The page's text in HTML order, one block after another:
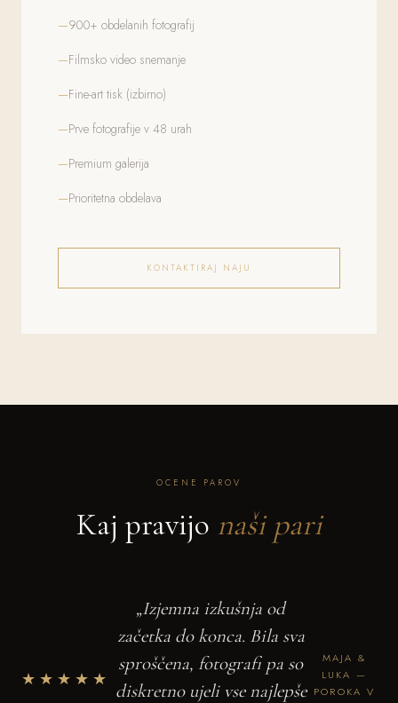
900+ obdelanih fotografij
Filmsko video snemanje
Fine-art tisk (izbirno)
Prve fotografije v 48 urah
Premium galerija
Prioritetna obdelava
KONTAKTIRAJ NAJU
OCENE PAROV
Kaj pravijo naši pari
★★★★★
„Izjemna izkušnja od
začetka do konca. Bila sva
sproščena, fotografi pa so
diskretno ujeli vse najlepše
MAJA &
LUKA —
POROKA V